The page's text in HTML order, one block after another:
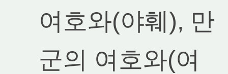
여호와(야훼), 만
군의 여호와(여